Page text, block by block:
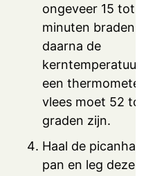
ongeveer 15 tot
minuten braden.
daarna de
kerntemperatuur
een
vlees moet 52
graden zijn.
Haal de picanha
pan en leg deze